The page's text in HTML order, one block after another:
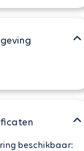
beschikbaar: